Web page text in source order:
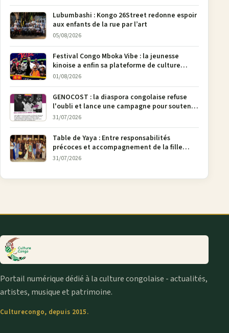
Lubumbashi : Kongo 26Street redonne espoir
aux enfants de la rue par l’art
05/08/2026
Festival Congo Mboka Vibe : la jeunesse
kinoise a enfin sa plateforme de culture
urbaine
01/08/2026
GENOCOST : la diaspora congolaise refuse
l'oubli et lance une campagne pour soutenir
la pétition FONAREV depuis Bruxelles
31/07/2026
Table de Yaya : Entre responsabilités
précoces et accompagnement de la fille
aînée, la diaspora en débat
31/07/2026
Portail numérique dédié à la culture congolaise - actualités,
artistes, musique et patrimoine.
Culturecongo, depuis 2015.